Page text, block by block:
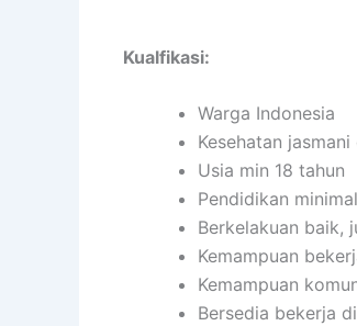
Kualfikasi:
Warga Indonesia
Kesehatan
Usia min 18 tahun
Pendidikan
Berkelakuan baik,
Kemampuan
Kemampuan
Bersedia bekerja